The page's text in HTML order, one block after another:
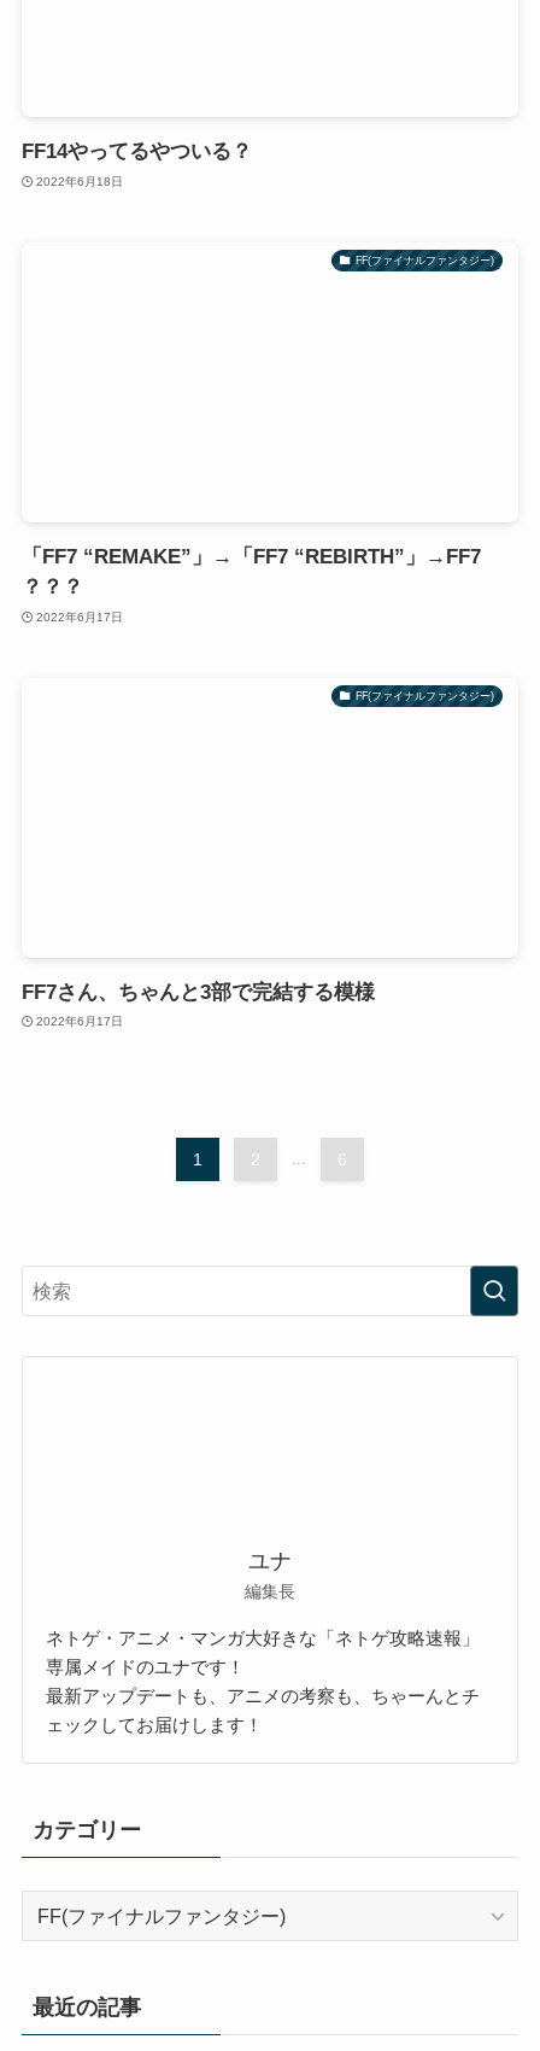
FF14やってるやついる？
2022年6月18日
FF(ファイナルファンタジー)
「FF7 “REMAKE”」→「FF7 “REBIRTH”」→FF7
？？？
2022年6月17日
FF(ファイナルファンタジー)
FF7さん、ちゃんと3部で完結する模様
2022年6月17日
1 2 6
ユナ
編集長
ネトゲ・アニメ・マンガ大好きな「ネトゲ攻略速報」
専属メイドのユナです！
最新アップデートも、アニメの考察も、ちゃーんとチ
ェックしてお届けします！
カテゴリー
カ
リ
最近の記事